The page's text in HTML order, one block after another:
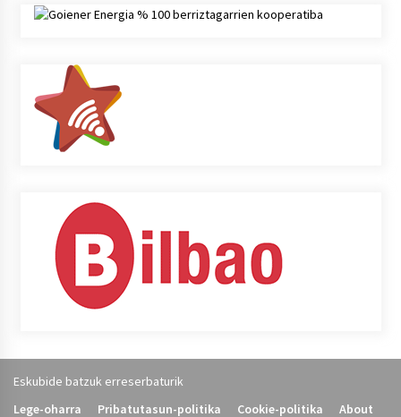
Eskubide batzuk erreserbaturik
Lege-oharra
Pribatutasun-politika Cookie-politika About